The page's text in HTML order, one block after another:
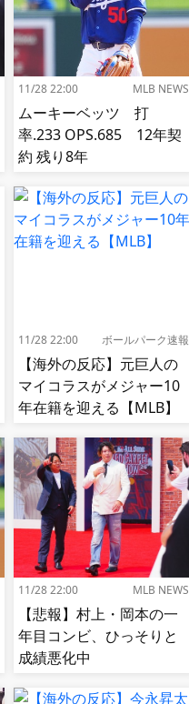
11/28 22:00 MLB NEWS
ムーキーベッツ 打
率.233 OPS.685 12年契
約 残り8年
11/28 22:00 ボールパーク速報
【海外の反応】元巨人の
マイコラスがメジャー10
年在籍を迎える【MLB】
11/28 22:00 MLB NEWS
【悲報】村上・岡本の一
年目コンビ、ひっそりと
成績悪化中